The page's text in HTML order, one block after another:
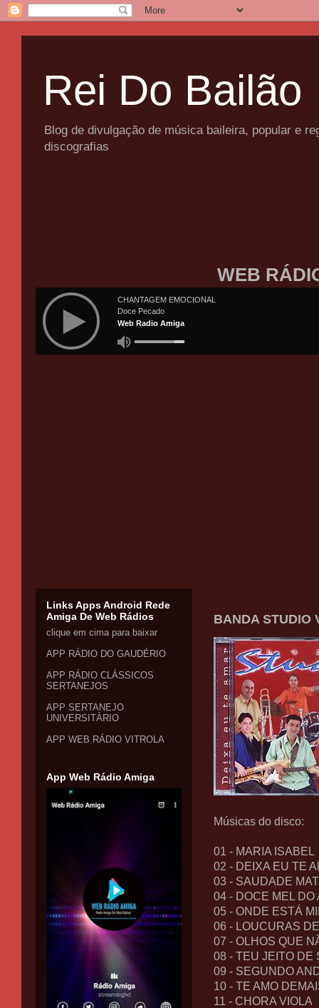
Rei Do Bailão
Blog de divulgação de música baileira, popular e
discografias
WEB
BANDA STUDIO
Músicas do disco:
01 - MARIA ISABEL
02 - DEIXA EU TE
03 - SAUDADE
04 - DOCE MEL DO
05 - ONDE ESTÁ
06 - LOUCURAS
07 - OLHOS QUE
08 - TEU JEITO DE
09 - SEGUNDO
10 - TE AMO
11 - CHORA VIOLA
Links Apps Android Rede
Amiga De Web Rádios
clique em cima para baixar
APP RÁDIO DO GAUDÉRIO
APP RÁDIO CLÁSSICOS
SERTANEJOS
APP SERTANEJO
UNIVERSITÁRIO
APP WEB RÁDIO VITROLA
App Web Rádio Amiga